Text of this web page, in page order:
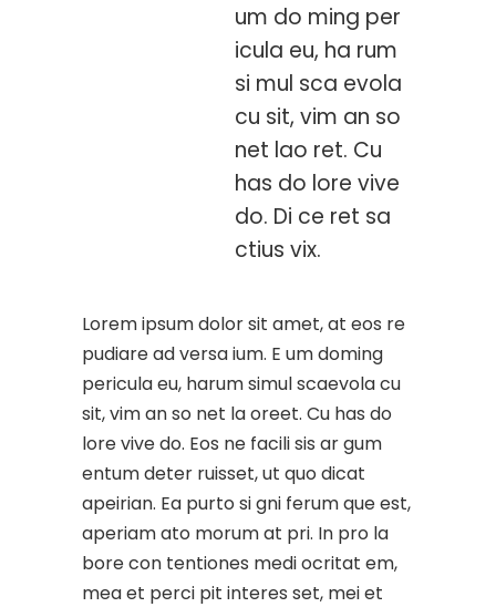
um do ming per
icula eu, ha rum
si mul sca evola
cu sit, vim an so
net lao ret. Cu
has do lore vive
do. Di ce ret sa
ctius vix.
Lorem ipsum dolor sit amet, at eos re
pudiare ad versa ium. E um doming
pericula eu, harum simul scaevola cu
sit, vim an so net la oreet. Cu has do
lore vive do. Eos ne facili sis ar gum
entum deter ruisset, ut quo dicat
apeirian. Ea purto si gni ferum que est,
aperiam ato morum at pri. In pro la
bore con tentiones medi ocritat em,
mea et perci pit interes set, mei et